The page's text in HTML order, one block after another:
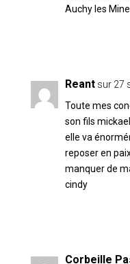
Auchy les
Reant sur 27
Toute mes
son fils
elle va
reposer en
manquer de
cindy
Corbeille